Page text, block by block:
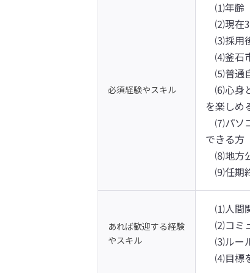
必須経験やスキル
⑴年齢
⑵現在3
⑶採用
⑷釜石
⑸普通
⑹心身
を楽しめ
⑺パソ
できる方
⑻地方
⑼任期
あれば歓迎する経験
やスキル
⑴人間
⑵コミ
⑶ルー
⑷目標